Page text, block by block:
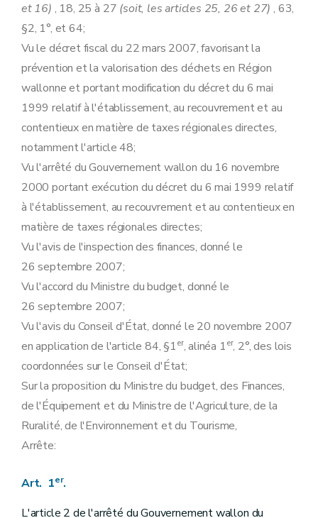
et 16) , 18, 25 à 27 (soit, les articles 25, 26 et 27) , 63,
§2, 1°, et 64;
Vu le décret fiscal du 22 mars 2007, favorisant la
prévention et la valorisation des déchets en Région
wallonne et portant modification du décret du 6 mai
1999 relatif à l'établissement, au recouvrement et au
contentieux en matière de taxes régionales directes,
notamment l'article 48;
Vu l'arrêté du Gouvernement wallon du 16 novembre
2000 portant exécution du décret du 6 mai 1999 relatif
à l'établissement, au recouvrement et au contentieux en
matière de taxes régionales directes;
Vu l'avis de l'inspection des finances, donné le
26 septembre 2007;
Vu l'accord du Ministre du budget, donné le
26 septembre 2007;
Vu l'avis du Conseil d'État, donné le 20 novembre 2007
en application de l'article 84, §1er, alinéa 1er, 2°, des lois
coordonnées sur le Conseil d'État;
Sur la proposition du Ministre du budget, des Finances,
de l'Équipement et du Ministre de l'Agriculture, de la
Ruralité, de l'Environnement et du Tourisme,
Arrête:
Art. 1er.
L'article 2 de l'arrêté du Gouvernement wallon du